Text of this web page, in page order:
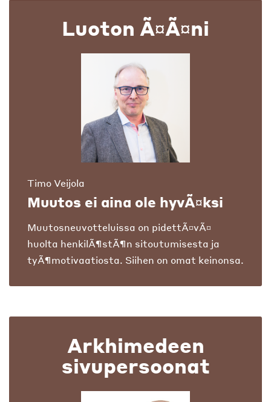
Luoton Ã¤Ã¤ni
Timo Veijola
Muutos ei aina ole hyvÃ¤ksi
Muutosneuvotteluissa on pidettÃ¤vÃ¤
huolta henkilÃ¶stÃ¶n sitoutumisesta ja
tyÃ¶motivaatiosta. Siihen on omat keinonsa.
Arkhimedeen
sivupersoonat